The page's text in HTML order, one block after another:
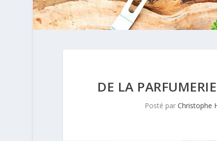
DE LA
Posté parChristophe